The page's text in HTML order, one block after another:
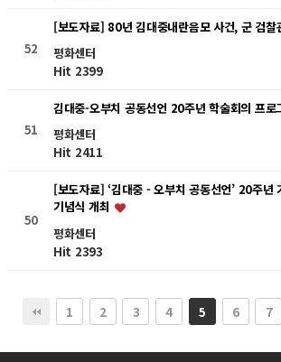
52
[보도자료] 80년 김대중내란음모 사건, 군 검찰
평화센터
Hit 2399
51
김대중-오부치 공동선언 20주년 학술회의 프로
평화센터
Hit 2411
50
[보도자료] ‘김대중 - 오부치 공동선언’ 20주년
기념식 개최
평화센터
Hit 2393
1 2 3 4 5 6 7